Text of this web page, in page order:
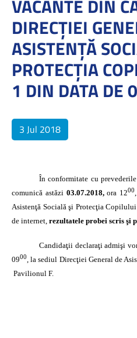
VACANTE DIN
DIRECŢIEI
ASISTENŢĂ
PROTECŢIA
1 DIN DATA DE
3 Jul 2018
În conformitate cu
comunică astăzi 03.07.2018,ora 1200
Asistenţă Socială şi Protecţia
de internet, rezultatele probei scris şi
Candidaţii declaraţi admişi
0900, la sediul Direcţiei General de
Pavilionul F.